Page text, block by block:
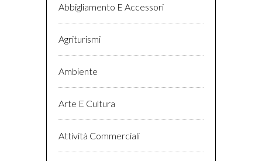
Abbigliamento E Accessori
Agriturismi
Ambiente
Arte E Cultura
Attività Commerciali